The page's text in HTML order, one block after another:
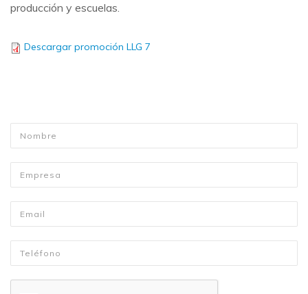
producción y escuelas.
Descargar promoción LLG 7
Nombre
Empresa
Email *
Telefono